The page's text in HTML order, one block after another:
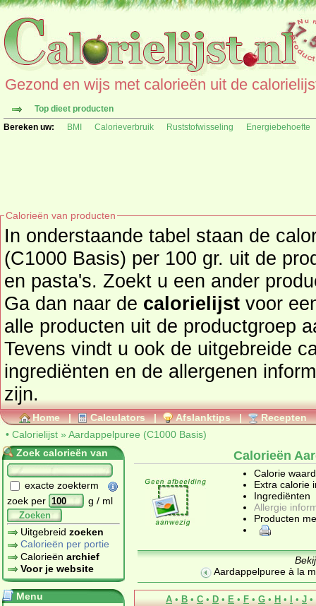
Gezond en wijs met calorieën uit de
Top dieet producten
Bereken uw:
BMI Calorieverbruik Ruststofwisseling Energiebehoefte
Calorieën van producten
In onderstaande tabel staan de
(C1000 Basis) per 100 gr. uit de
en pasta's. Zoekt u een ander product en de calorieën daarvan?
Ga dan naar de calorielijst voor een
alle producten uit de productgroep
Tevens vindt u ook de uitgebreide
ingrediënten en de allergenen
zijn.
Home | Calculators | Afslanktips | Recepten
• Calorielijst » Aardappelpuree (C1000 Basis)
Zoek calorieën van
exacte zoekterm
zoek per
g / ml
Zoeken
Uitgebreid zoeken
Calorieën per portie
Calorieën archief
Voor je website
Menu
Calorieën
Calorie
Extra calorie
Ingrediënten
Allergie
Producten
Aardappelpuree à la
A • B • C • D • E • F • G • H • I • J •